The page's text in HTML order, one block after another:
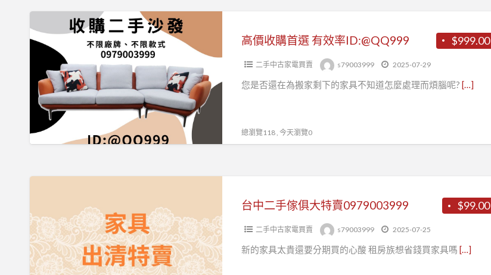
理
嗎?
交
沙
發
收
專
來
0979003999
價
首
選
效
率
$999.00
高價收購首選 有效率ID:@QQ999
二手中古家電買賣 s79003999 2025-07-29
您是否還在為搬家剩下的家具不知道怎麼處理而煩腦呢? […]
總瀏覽118 , 今天瀏覽0
二
手
傢
俱
$99.00
台中二手傢俱大特賣0979003999
二手中古家電買賣 s79003999 2025-07-25
新的家具太貴還要分期買的心酸 租房族想省錢買家具嗎 […]